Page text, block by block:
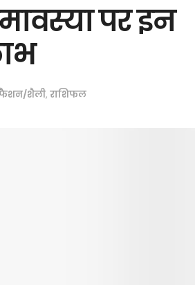
पर इन
शैली, राशिफल